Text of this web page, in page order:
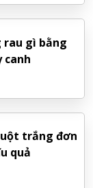
rau gì bằng
canh
trắng đơn
quả